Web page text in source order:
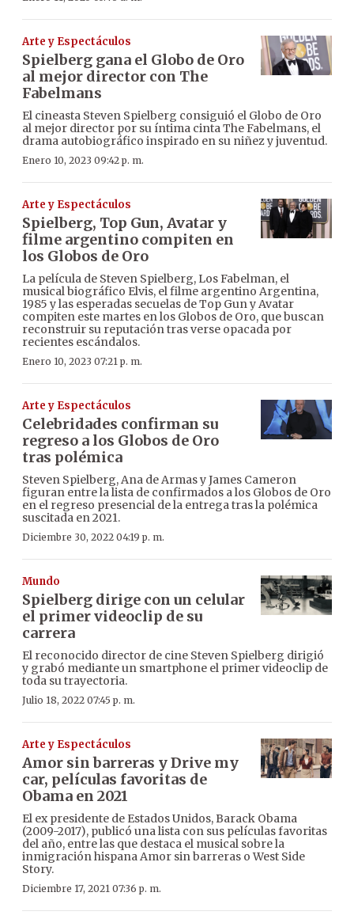
Arte y Espectáculos
Spielberg gana el Globo de Oro
al mejor director con The
Fabelmans
El cineasta Steven Spielberg consiguió el Globo de Oro
al mejor director por su íntima cinta The Fabelmans, el
drama autobiográfico inspirado en su niñez y juventud.
Enero 10, 2023 09:42 p. m.
Arte y Espectáculos
Spielberg, Top Gun, Avatar y
filme argentino compiten en
los Globos de Oro
La película de Steven Spielberg, Los Fabelman, el
musical biográfico Elvis, el filme argentino Argentina,
1985 y las esperadas secuelas de Top Gun y Avatar
compiten este martes en los Globos de Oro, que buscan
reconstruir su reputación tras verse opacada por
recientes escándalos.
Enero 10, 2023 07:21 p. m.
Arte y Espectáculos
Celebridades confirman su
regreso a los Globos de Oro
tras polémica
Steven Spielberg, Ana de Armas y James Cameron
figuran entre la lista de confirmados a los Globos de Oro
en el regreso presencial de la entrega tras la polémica
suscitada en 2021.
Diciembre 30, 2022 04:19 p. m.
Mundo
Spielberg dirige con un celular
el primer videoclip de su
carrera
El reconocido director de cine Steven Spielberg dirigió
y grabó mediante un smartphone el primer videoclip de
toda su trayectoria.
Julio 18, 2022 07:45 p. m.
Arte y Espectáculos
Amor sin barreras y Drive my
car, películas favoritas de
Obama en 2021
El ex presidente de Estados Unidos, Barack Obama
(2009-2017), publicó una lista con sus películas favoritas
del año, entre las que destaca el musical sobre la
inmigración hispana Amor sin barreras o West Side
Story.
Diciembre 17, 2021 07:36 p. m.